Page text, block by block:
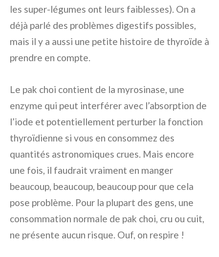
les super-légumes ont leurs faiblesses). On a
déjà parlé des problèmes digestifs possibles,
mais il y a aussi une petite histoire de thyroïde à
prendre en compte.
Le pak choi contient de la myrosinase, une
enzyme qui peut interférer avec l’absorption de
l’iode et potentiellement perturber la fonction
thyroïdienne si vous en consommez des
quantités astronomiques crues. Mais encore
une fois, il faudrait vraiment en manger
beaucoup, beaucoup, beaucoup pour que cela
pose problème. Pour la plupart des gens, une
consommation normale de pak choi, cru ou cuit,
ne présente aucun risque. Ouf, on respire !